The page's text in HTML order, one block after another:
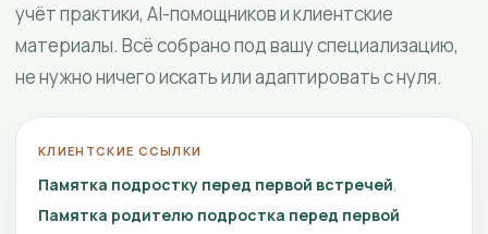
учёт практики, AI-помощников и клиентские
материалы. Всё собрано под вашу специализацию,
не нужно ничего искать или адаптировать с нуля.
КЛИЕНТСКИЕ ССЫЛКИ
Памятка подростку перед первой встречей
Памятка родителю подростка перед первой